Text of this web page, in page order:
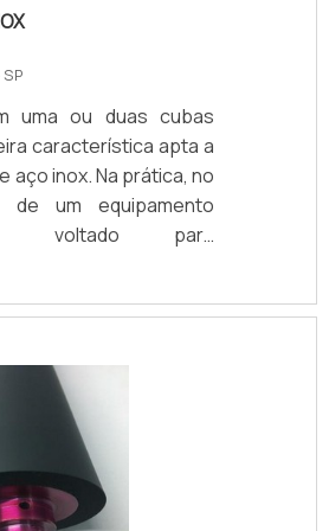
uma ou duas cubas
característica apta a
aço inox. Na prática, no
de um equipamento
voltado para
industriais
ser colocada em
Além de poder ser
possui a função de
todo e qualquer
em sua superfície,
nenhum fator externo